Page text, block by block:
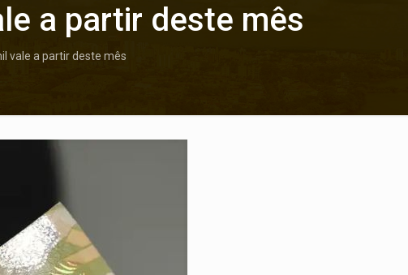
a partir deste mês
vale a partir deste mês